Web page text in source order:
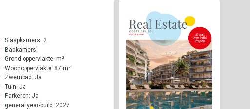
Slaapkamers: 2
Badkamers:
Grond oppervlakte: m²
Woonoppervlakte: 87 m²
Zwembad: Ja
Tuin: Ja
Parkeren: Ja
general.year-build: 2027